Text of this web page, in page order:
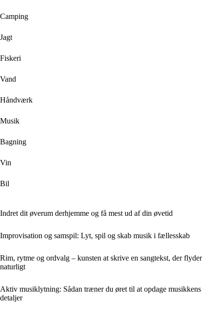
Camping
Jagt
Fiskeri
Vand
Håndværk
Musik
Bagning
Vin
Bil
Indret dit øverum derhjemme og få mest ud af din øvetid
Improvisation og samspil: Lyt, spil og skab musik i fællesskab
Rim, rytme og ordvalg – kunsten at skrive en sangtekst, der flyder
naturligt
Aktiv musiklytning: Sådan træner du øret til at opdage musikkens
detaljer